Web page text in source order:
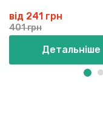
від 241 грн
401 грн
Детальніше